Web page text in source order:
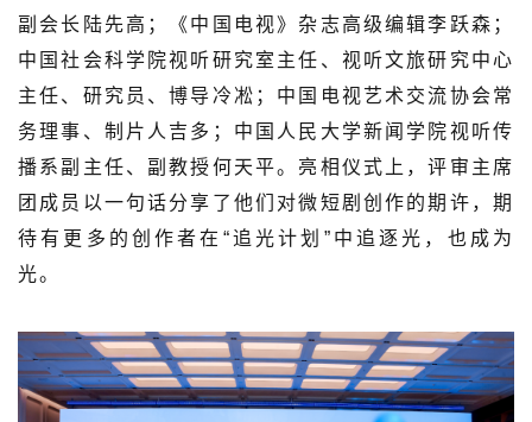
副会长陆先高；《中国电视》杂志高级编辑李跃森；
中国社会科学院视听研究室主任、视听文旅研究中心
主任、研究员、博导冷凇；中国电视艺术交流协会常
务理事、制片人吉多；中国人民大学新闻学院视听传
播系副主任、副教授何天平。亮相仪式上，评审主席
团成员以一句话分享了他们对微短剧创作的期许，期
待有更多的创作者在“追光计划”中追逐光，也成为
光。